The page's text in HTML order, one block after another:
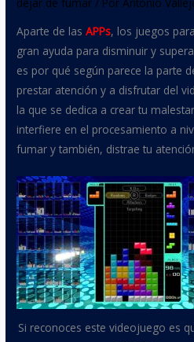
Aparte de lasAPPs, los juegos
gran ayuda para disminuir y
es por qué según parece la parte
prestar atención y a disfrutar del
la que se dedica a crear tu
interfiere en el procesamiento a
fumar y también, distrae tu
Si reconoces este videojuego es